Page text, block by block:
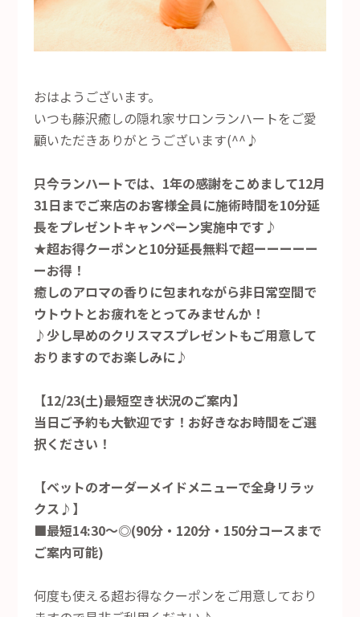
おはようございます。
いつも藤沢癒しの隠れ家サロンランハートをご愛
顧いただきありがとうございます(^^♪
只今ランハートでは、1年の感謝をこめまして12月
31日までご来店のお客様全員に施術時間を10分延
長をプレゼントキャンペーン実施中です♪
★超お得クーポンと10分延長無料で超ーーーーー
ーお得！
癒しのアロマの香りに包まれながら非日常空間で
ウトウトとお疲れをとってみませんか！
♪少し早めのクリスマスプレゼントもご用意して
おりますのでお楽しみに♪
【12/23(土)最短空き状況のご案内】
当日ご予約も大歓迎です！お好きなお時間をご選
択ください！
【ベットのオーダーメイドメニューで全身リラッ
クス♪】
■最短14:30～◎(90分・120分・150分コースまで
ご案内可能)
何度も使える超お得なクーポンをご用意しており